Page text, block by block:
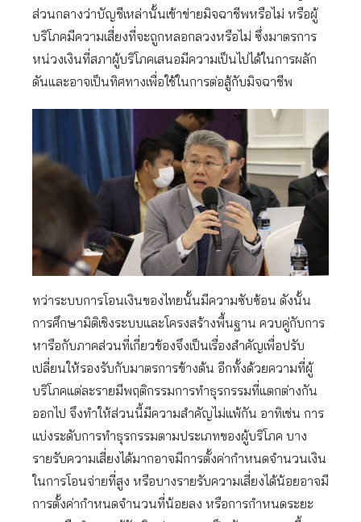
ส่วนกลางว่าบัญชีเหล่านั้นเข้าข่ายมิจฉาชีพหรือไม่ หรือผู้
บริโภคมีความเสี่ยงที่จะถูกหลอกลวงหรือไม่ ซึ่งมาตรการ
หน่วงเงินที่สภาผู้บริโภคเสนอมีความเป็นไปได้ในการผลัก
ดันและอาจเป็นทิศทางเพื่อใช้ในการต่อสู้กับมิจฉาชีพ
ทว่าระบบการโอนเงินของไทยนั้นมีความซับซ้อน ดังนั้น
การศึกษามิติเชิงระบบและโครงสร้างพื้นฐาน ควบคู่กับการ
หารือกับภาคส่วนที่เกี่ยวข้องจึงเป็นเรื่องสำคัญเพื่อปรับ
เปลี่ยนให้รองรับกับมาตรการข้างต้น อีกทั้งด้วยความที่ผู้
บริโภคแต่ละรายมีพฤติกรรมการทำธุรกรรมที่แตกต่างกัน
ออกไป จึงทำให้ส่วนนี้มีความสำคัญไม่แพ้กัน อาทิเช่น การ
แบ่งระดับการทำธุรกรรมตามประเภทของผู้บริโภค บาง
รายรับความเสี่ยงได้มากอาจมีการตั้งค่ากำหนดจำนวนเงิน
ในการโอนจ่ายที่สูง หรือบางรายรับความเสี่ยงได้น้อยอาจมี
การตั้งค่ากำหนดจำนวนที่น้อยลง หรือการกำหนดระยะ